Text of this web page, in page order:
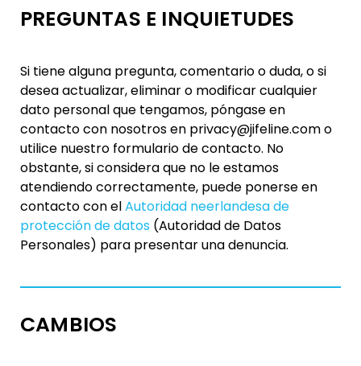
PREGUNTAS E INQUIETUDES
Si tiene alguna pregunta, comentario o duda, o si
desea actualizar, eliminar o modificar cualquier
dato personal que tengamos, póngase en
contacto con nosotros en privacy@jifeline.com o
utilice nuestro formulario de contacto. No
obstante, si considera que no le estamos
atendiendo correctamente, puede ponerse en
contacto con elAutoridad neerlandesa de
protección de datos (Autoridad de Datos
Personales) para presentar una denuncia.
CAMBIOS